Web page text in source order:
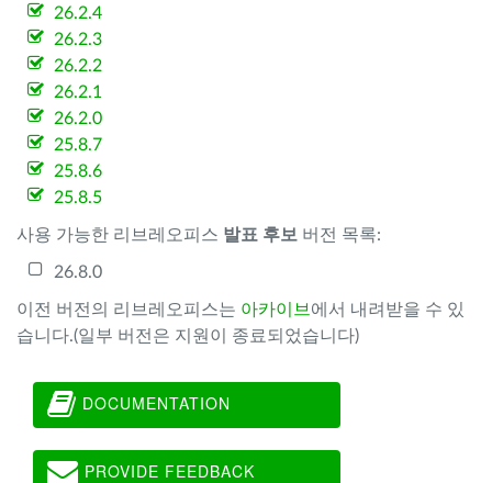
26.2.4
26.2.3
26.2.2
26.2.1
26.2.0
25.8.7
25.8.6
25.8.5
사용 가능한 리브레오피스 발표 후보 버전 목록:
26.8.0
이전 버전의 리브레오피스는 아카이브 에서 내려받을 수 있
습니다.(일부 버전은 지원이 종료되었습니다)
DOCUMENTATION
PROVIDE FEEDBACK